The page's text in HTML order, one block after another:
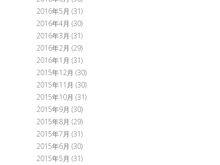
2016年5月 (31)
2016年4月 (30)
2016年3月 (31)
2016年2月 (29)
2016年1月 (31)
2015年12月 (30)
2015年11月 (30)
2015年10月 (31)
2015年9月 (30)
2015年8月 (29)
2015年7月 (31)
2015年6月 (30)
2015年5月 (31)